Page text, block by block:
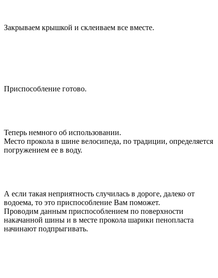
Закрываем крышкой и склеиваем все вместе.
Приспособление готово.
Теперь немного об использовании.
Место прокола в шине велосипеда, по традиции, определяется
погружением ее в воду.
А если такая неприятность случилась в дороге, далеко от
водоема, то это приспособление Вам поможет.
Проводим данным приспособлением по поверхности
накачанной шины и в месте прокола шарики пенопласта
начинают подпрыгивать.